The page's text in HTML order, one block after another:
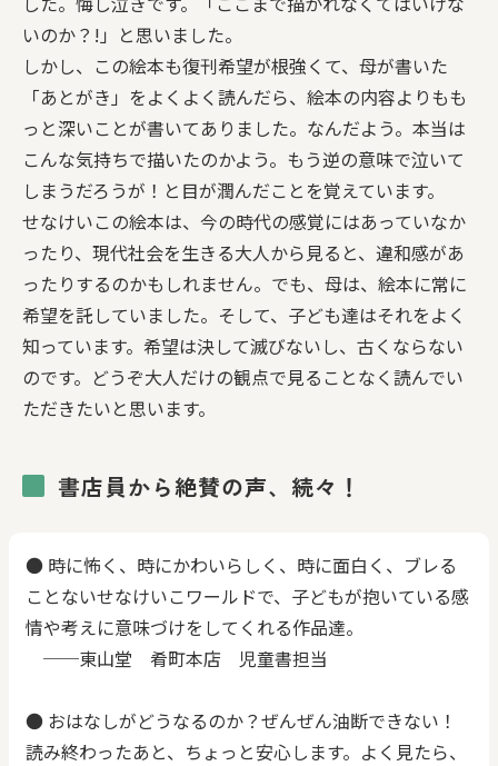
いのか？!」と思いました。
しかし、この絵本も復刊希望が根強くて、母が書いた
「あとがき」をよくよく読んだら、絵本の内容よりもも
っと深いことが書いてありました。なんだよう。本当は
こんな気持ちで描いたのかよう。もう逆の意味で泣いて
しまうだろうが！と目が潤んだことを覚えています。
せなけいこの絵本は、今の時代の感覚にはあっていなか
ったり、現代社会を生きる大人から見ると、違和感があ
ったりするのかもしれません。でも、母は、絵本に常に
希望を託していました。そして、子ども達はそれをよく
知っています。希望は決して滅びないし、古くならない
のです。どうぞ大人だけの観点で見ることなく読んでい
ただきたいと思います。
書店員から絶賛の声、続々！
● 時に怖く、時にかわいらしく、時に面白く、ブレる
ことないせなけいこワールドで、子どもが抱いている感
情や考えに意味づけをしてくれる作品達。
──東山堂 肴町本店 児童書担当
● おはなしがどうなるのか？ぜんぜん油断できない！
読み終わったあと、ちょっと安心します。よく見たら、